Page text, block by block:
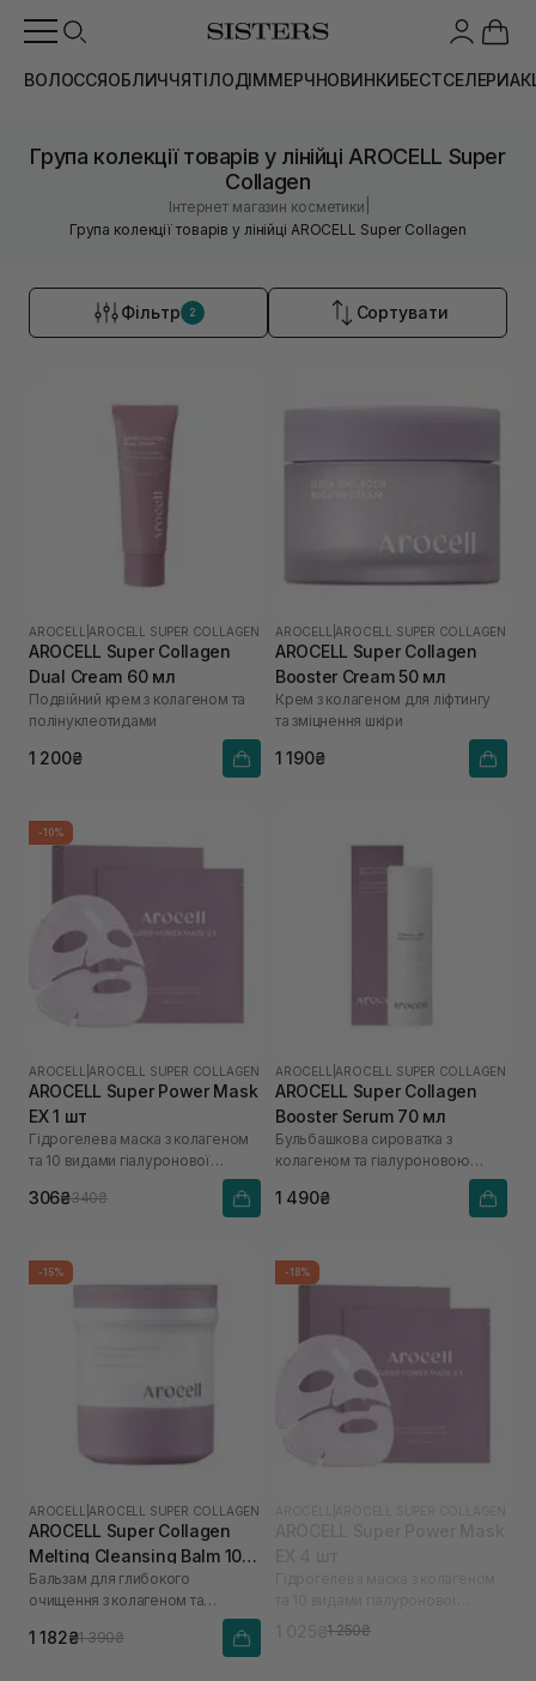
ВОЛОССЯОБЛИЧЧЯТІЛОДІММЕРЧНОВИНКИБЕСТСЕЛЕРИ
Група колекції товарів у лінійці AROCELL Super
Collagen
Інтернет магазин косметики
Група колекції товарів у лінійці AROCELL Super Collagen
Фільтр 2 Сортувати
AROCELL AROCELL SUPER COLLAGEN
AROCELL Super Collagen
Dual Cream 60 мл
Подвійний крем з колагеном та
полінуклеотидами
1 200₴
AROCELL AROCELL SUPER COLLAGEN
AROCELL Super Collagen
Booster Cream 50 мл
Крем з колагеном для ліфтингу
та зміцнення шкіри
1 190₴
-10%
AROCELL AROCELL SUPER COLLAGEN
AROCELL Super Power Mask
EX 1 шт
Гідрогелева маска з колагеном
та 10 видами гіалуронової
306₴340₴
AROCELL AROCELL SUPER COLLAGEN
AROCELL Super Collagen
Booster Serum 70 мл
Бульбашкова сироватка з
колагеном та гіалуроновою
1 490₴
-15%
AROCELL AROCELL SUPER COLLAGEN
AROCELL Super Collagen
Melting Cleansing Balm 100
г
Бальзам для глибокого
очищення з колагеном та
1 182₴1 390₴
-18%
кислоти
1 025₴1 250₴